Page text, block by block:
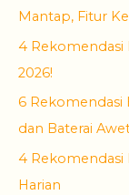
Mantap, Fitur
4 Rekomendasi
2026!
6 Rekomendasi
dan Baterai
4 Rekomendasi
Harian